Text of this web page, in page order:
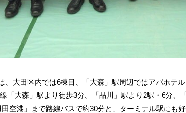
大田区内では6棟目、「大森」駅周辺ではアパホテ
「大森」駅より徒歩3分、「品川」駅より2駅・6分、
空港」まで路線バスで約30分と、ターミナル駅にも